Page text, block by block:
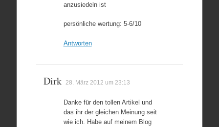
anzusiedeln ist
persönliche wertung: 5-6/10
Antworten
Dirk 28. März 2012 um 23:13
Danke für den tollen Artikel und
das ihr der gleichen Meinung seit
wie ich. Habe auf meinem Blog